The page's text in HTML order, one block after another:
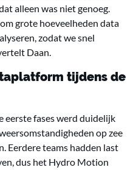
alleen was niet genoeg.
grote hoeveelheden data
zodat we snel
Daan.
tijdens de
eerste fases werd duidelijk
op zee
Eerdere teams hadden last
dus het Hydro Motion